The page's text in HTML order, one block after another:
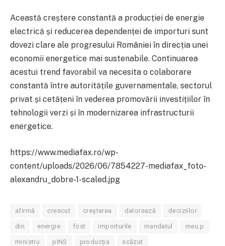
Această creștere constantă a producției de energie
electrică și reducerea dependenței de importuri sunt
dovezi clare ale progresului României în direcția unei
economii energetice mai sustenabile. Continuarea
acestui trend favorabil va necesita o colaborare
constantă între autoritățile guvernamentale, sectorul
privat și cetățeni în vederea promovării investițiilor în
tehnologii verzi și în modernizarea infrastructurii
energetice.
https://www.mediafax.ro/wp-
content/uploads/2026/06/7854227-mediafax_foto-
alexandru_dobre-1-scaled.jpg
afirmă crescut creșterea datorează deciziilor
din energie fost importurile mandatul meu.p
ministru pINS producția scăzut